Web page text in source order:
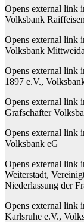
Opens external link
Volksbank
Opens external link
Volksbank
Opens external link
1897 e.V.,
Opens external link
Grafschafter
Opens external link
Volksbank eG
Opens external link
Weiterstadt,
Niederlassung der
Opens external link
Karlsruhe e.V.,